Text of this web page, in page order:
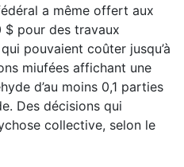
a même offert aux
$ pour des travaux
pouvaient coûter jusqu’à
miufées affichant une
d’au moins 0,1 parties
Des décisions qui
collective, selon le